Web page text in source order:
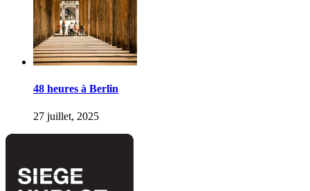
48 heures à Berlin
27 juillet, 2025